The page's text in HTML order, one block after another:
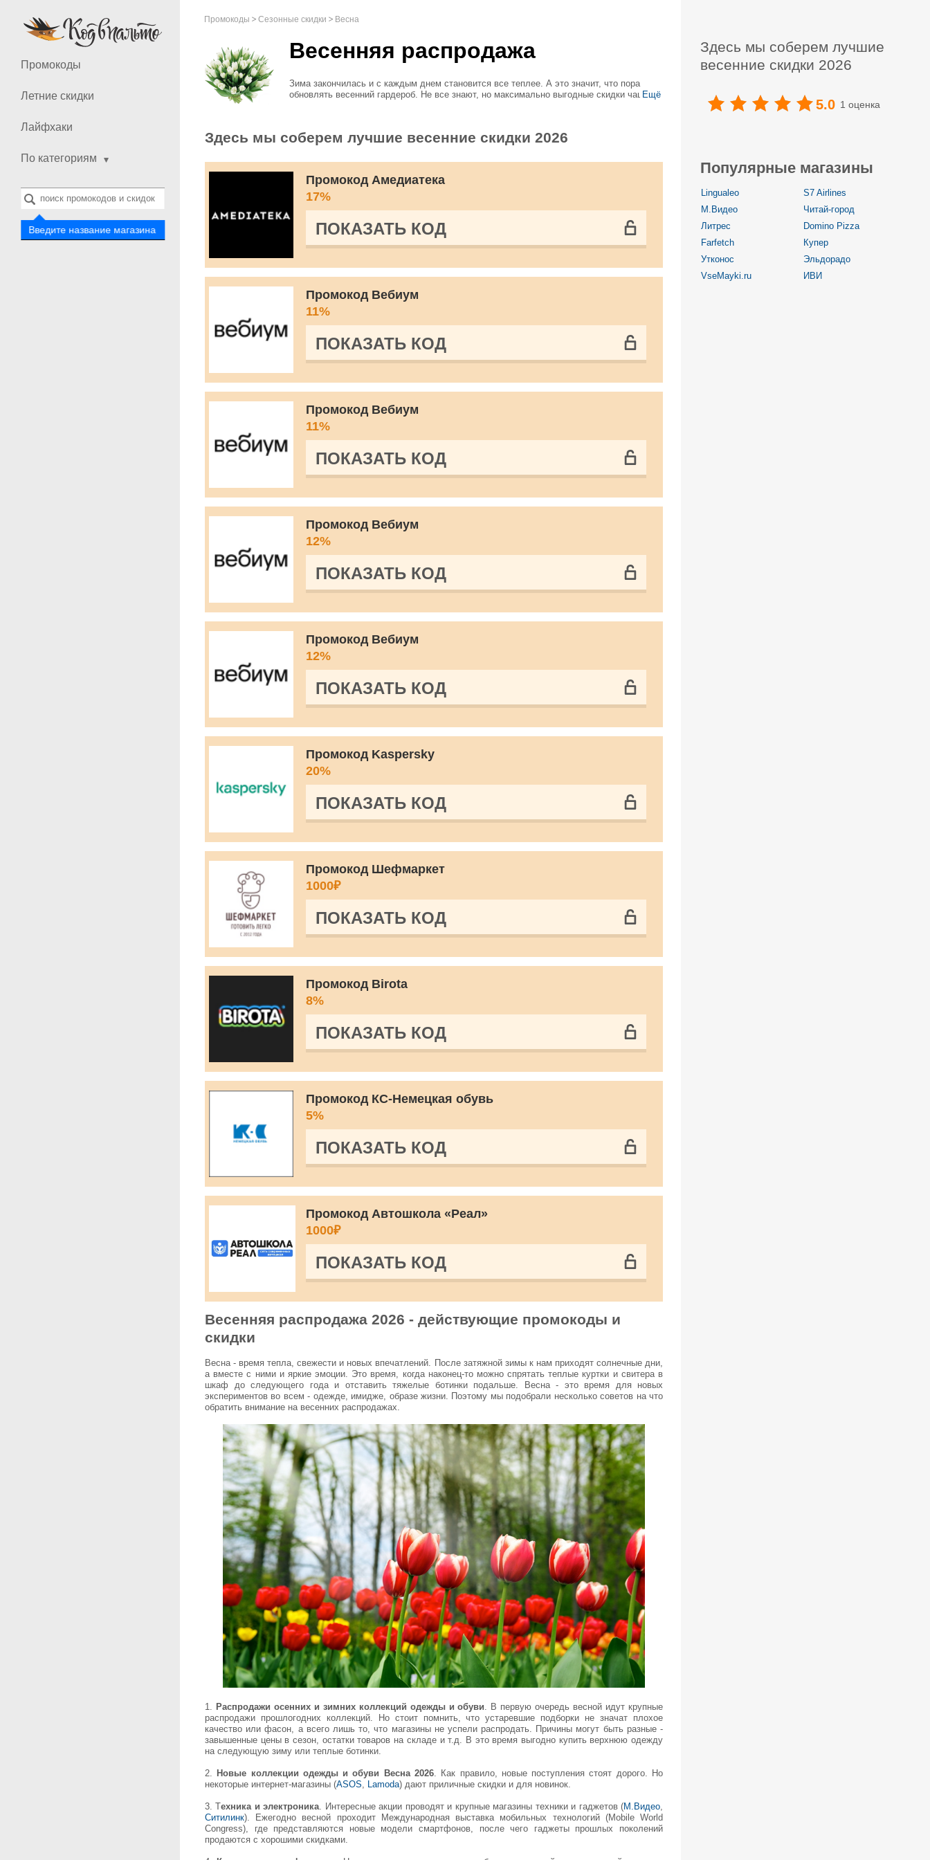
Промокоды
Летние скидки
Лайфхаки
По категориям
Введите название магазина
Промокоды Сезонные скидки Весна
Весенняя распродажа
Зима закончилась и с каждым днем становится все теплее. А это значит, что пора
обновлять весенний гардероб. Не все знают, но максимально выгодные скидки чащеЕщё
Здесь мы соберем лучшие весенние скидки 2026
Промокод Амедиатека
17%
ПОКАЗАТЬ КОД
Промокод Вебиум
11%
ПОКАЗАТЬ КОД
Промокод Вебиум
11%
ПОКАЗАТЬ КОД
Промокод Вебиум
12%
ПОКАЗАТЬ КОД
Промокод Вебиум
12%
ПОКАЗАТЬ КОД
Промокод Kaspersky
20%
ПОКАЗАТЬ КОД
Промокод Шефмаркет
1000₽
ПОКАЗАТЬ КОД
Промокод Birota
8%
ПОКАЗАТЬ КОД
Промокод КС-Немецкая обувь
5%
ПОКАЗАТЬ КОД
Промокод Автошкола «Реал»
1000₽
ПОКАЗАТЬ КОД
Весенняя распродажа 2026 - действующие промокоды и
скидки
Весна - время тепла, свежести и новых впечатлений. После затяжной зимы к нам приходят солнечные дни,
а вместе с ними и яркие эмоции. Это время, когда наконец-то можно спрятать теплые куртки и свитера в
шкаф до следующего года и отставить тяжелые ботинки подальше. Весна - это время для новых
экспериментов во всем - одежде, имидже, образе жизни. Поэтому мы подобрали несколько советов на что
обратить внимание на весенних распродажах.
1. Распродажи осенних и зимних коллекций одежды и обуви. В первую очередь весной идут крупные
распродажи прошлогодних коллекций. Но стоит помнить, что устаревшие подборки не значат плохое
качество или фасон, а всего лишь то, что магазины не успели распродать. Причины могут быть разные -
завышенные цены в сезон, остатки товаров на складе и т.д. В это время выгодно купить верхнюю одежду
на следующую зиму или теплые ботинки.
2. Новые коллекции одежды и обуви Весна 2026. Как правило, новые поступления стоят дорого. Но
некоторые интернет-магазины (ASOS, Lamoda) дают приличные скидки и для новинок.
3. Техника и электроника. Интересные акции проводят и крупные магазины техники и гаджетов (М.Видео,
Ситилинк). Ежегодно весной проходит Международная выставка мобильных технологий (Mobile World
Congress), где представляются новые модели смартфонов, после чего гаджеты прошлых поколений
продаются с хорошими скидками.
Здесь мы соберем лучшие
весенние скидки 2026
5.0 1 оценка
Популярные магазины
Lingualeo
S7 Airlines
М.Видео
Читай-город
Литрес
Domino Pizza
Farfetch
Купер
Утконос
Эльдорадо
VseMayki.ru
ИВИ